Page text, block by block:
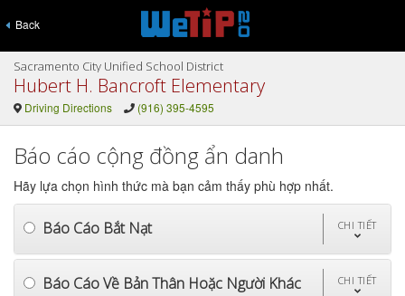
Back
Sacramento City Unified School District
Hubert H. Bancroft Elementary
Driving Directions (916) 395-4595
Báo cáo cộng đồng ẩn danh
Hãy lựa chọn hình thức mà bạn cảm thấy phù hợp nhất.
Báo Cáo Bắt Nạt CHI TIẾT
Báo Cáo Về Bản Thân Hoặc Người Khác CHI TIẾT